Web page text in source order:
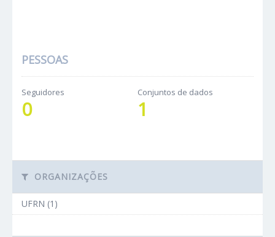
PESSOAS
Seguidores
0
Conjuntos de dados
1
ORGANIZAÇÕES
UFRN (1)